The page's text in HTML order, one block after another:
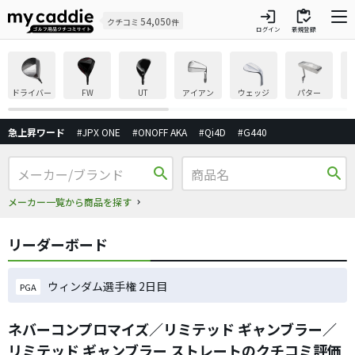
クチコミ 54,050件 login
ログイン
inventory
新規登録
ドライバー FW UT アイアン ウェッジ パター
急上昇ワード #JPX ONE #ONOFF AKA #Qi4D #G440
search
メーカー一覧から商品を探す
search
リーダーボード
PGA ウィンダム選手権 2日目
ネバーコンプロマイズ／リミテッド ギャンブラー／
リミテッド ギャンブラー ストレートのクチコミ評価